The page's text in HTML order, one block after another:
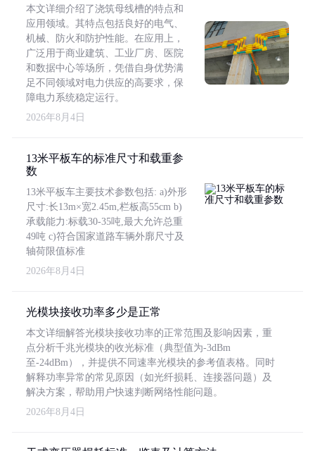
本文详细介绍了浇筑母线槽的特点和
应用领域。其特点包括良好的电气、
机械、防火和防护性能。在应用上，
广泛用于商业建筑、工业厂房、医院
和数据中心等场所，凭借自身优势满
足不同领域对电力供应的高要求，保
障电力系统稳定运行。
2026年8月4日
13米平板车的标准尺寸和载重参
数
13米平板车主要技术参数包括: a)外形
尺寸:长13m×宽2.45m,栏板高55cm b)
承载能力:标载30-35吨,最大允许总重
49吨 c)符合国家道路车辆外廓尺寸及
轴荷限值标准
2026年8月4日
光模块接收功率多少是正常
本文详细解答光模块接收功率的正常范围及影响因素，重
点分析千兆光模块的收光标准（典型值为-3dBm
至-24dBm），并提供不同速率光模块的参考值表格。同时
解释功率异常的常见原因（如光纤损耗、连接器问题）及
解决方案，帮助用户快速判断网络性能问题。
2026年8月4日